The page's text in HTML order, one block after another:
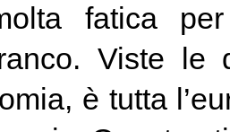
fatica
Viste le
è tutta